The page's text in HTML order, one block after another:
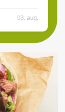
03. aug.